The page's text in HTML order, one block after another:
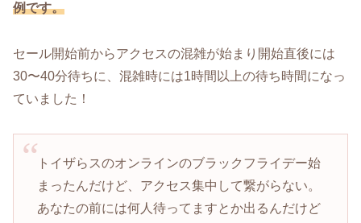
例です。
セール開始前からアクセスの混雑が始まり開始直後には
30〜40分待ちに、混雑時には1時間以上の待ち時間になっ
ていました！
トイザらスのオンラインのブラックフライデー始
まったんだけど、アクセス集中して繋がらない。
あなたの前には何人待ってますとか出るんだけど